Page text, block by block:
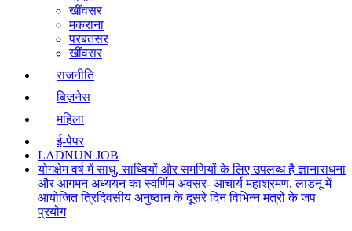
खींवसर
मकराना
परबतसर
खींवसर
राजनीति
बिज़नेस
महिला
ई-पेपर
LADNUN JOB
योगक्षेम वर्ष में साधु, साध्वियों और समणियों के लिए उपलब्ध है ज्ञानाराधना
और आगमन अध्ययन का स्वर्णिम अवसर- आचार्य महाश्रमण, लाडनूं में
आयोजित त्रिदिवसीय अनुष्ठान के दूसरे दिन विभिन्न मंत्रों के जप
प्रयोग